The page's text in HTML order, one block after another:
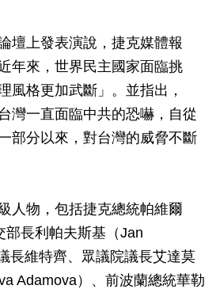
壇上發表演說，捷克媒體報
年來，世界民主國家面臨挑
風格更加武斷」。並指出，
灣一直面臨中共的恐嚇，自從
部分以來，對台灣的威脅不斷
人物，包括捷克總統帕維爾
部長利帕夫斯基（Jan
長維特齊、眾議院議長艾達莫
Adamova）、前波蘭總統華勒